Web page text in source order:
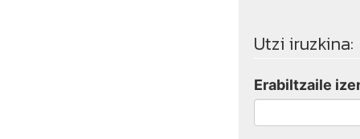
Utzi iruzkina:
Erabiltzaile